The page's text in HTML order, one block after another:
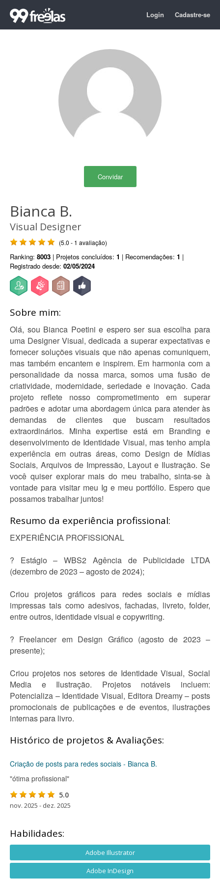
Login Cadastre-se
Convidar
Bianca B.
Visual Designer
(5.0 - 1 avaliação)
Ranking: 8003 | Projetos concluídos: 1 | Recomendações: 1 |
Registrado desde: 02/05/2024
Sobre mim:
Olá, sou Bianca Poetini e espero ser sua escolha para
uma Designer Visual, dedicada a superar expectativas e
fornecer soluções visuais que não apenas comuniquem,
mas também encantem e inspirem. Em harmonia com a
personalidade da nossa marca, somos uma fusão de
criatividade, modernidade, seriedade e inovação. Cada
projeto reflete nosso comprometimento em superar
padrões e adotar uma abordagem única para atender às
demandas de clientes que buscam resultados
extraordinários. Minha expertise está em Branding e
desenvolvimento de Identidade Visual, mas tenho ampla
experiência em outras áreas, como Design de Mídias
Sociais, Arquivos de Impressão, Layout e Ilustração. Se
você quiser explorar mais do meu trabalho, sinta-se à
vontade para visitar meu Ig e meu portfólio. Espero que
possamos trabalhar juntos!
Resumo da experiência profissional:
EXPERIÊNCIA PROFISSIONAL
? Estágio – WBS2 Agência de Publicidade LTDA
(dezembro de 2023 – agosto de 2024);
Criou projetos gráficos para redes sociais e mídias
impressas tais como adesivos, fachadas, livreto, folder,
entre outros, identidade visual e copywriting.
? Freelancer em Design Gráfico (agosto de 2023 –
presente);
Criou projetos nos setores de Identidade Visual, Social
Media e Ilustração. Projetos notáveis incluem:
Potencializa – Identidade Visual, Editora Dreamy – posts
promocionais de publicações e de eventos, ilustrações
internas para livro.
Histórico de projetos & Avaliações:
Criação de posts para redes sociais - Bianca B.
"ótima profissional"
5.0
nov. 2025 - dez. 2025
Habilidades:
Adobe Illustrator
Adobe InDesign